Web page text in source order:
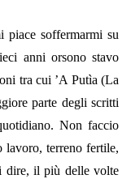
piace soffermarmi su
anni orsono stavo
tra cui ’A Putìa (La
parte degli scritti
Non faccio
lavoro, terreno fertile,
dire, il più delle volte